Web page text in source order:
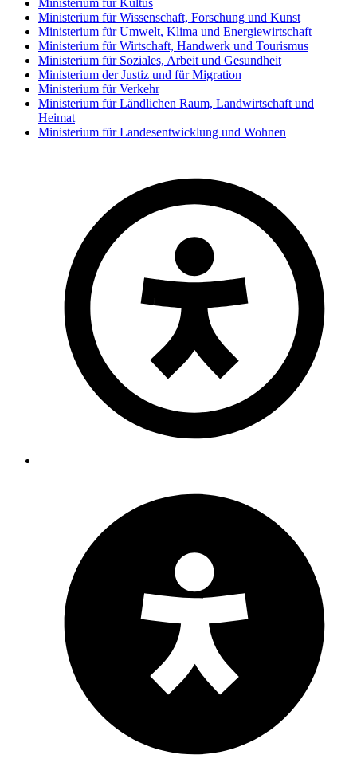
Ministerium für Kultus
Ministerium für Wissenschaft, Forschung und Kunst
Ministerium für Umwelt, Klima und Energiewirtschaft
Ministerium für Wirtschaft, Handwerk und Tourismus
Ministerium für Soziales, Arbeit und Gesundheit
Ministerium der Justiz und für Migration
Ministerium für Verkehr
Ministerium für Ländlichen Raum, Landwirtschaft und
Heimat
Ministerium für Landesentwicklung und Wohnen